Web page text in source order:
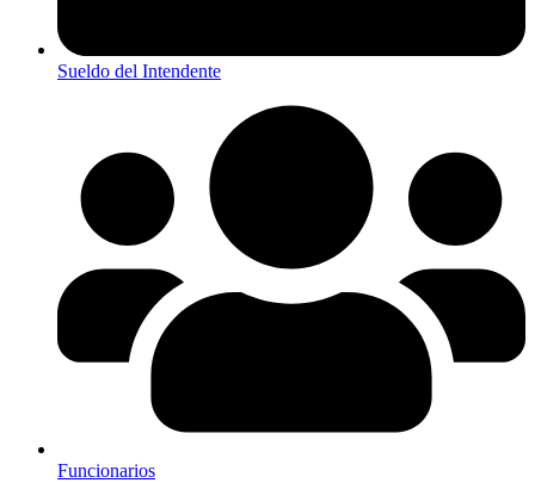
Sueldo del Intendente
Funcionarios